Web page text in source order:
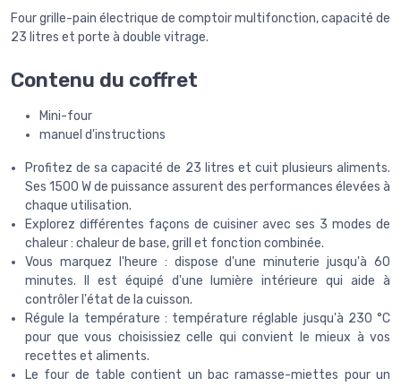
Four grille-pain électrique de comptoir multifonction, capacité de
23 litres et porte à double vitrage.
Contenu du coffret
Mini-four
manuel d'instructions
Profitez de sa capacité de 23 litres et cuit plusieurs aliments.
Ses 1500 W de puissance assurent des performances élevées à
chaque utilisation.
Explorez différentes façons de cuisiner avec ses 3 modes de
chaleur : chaleur de base, grill et fonction combinée.
Vous marquez l'heure : dispose d'une minuterie jusqu'à 60
minutes. Il est équipé d'une lumière intérieure qui aide à
contrôler l'état de la cuisson.
Régule la température : température réglable jusqu'à 230 °C
pour que vous choisissiez celle qui convient le mieux à vos
recettes et aliments.
Le four de table contient un bac ramasse-miettes pour un